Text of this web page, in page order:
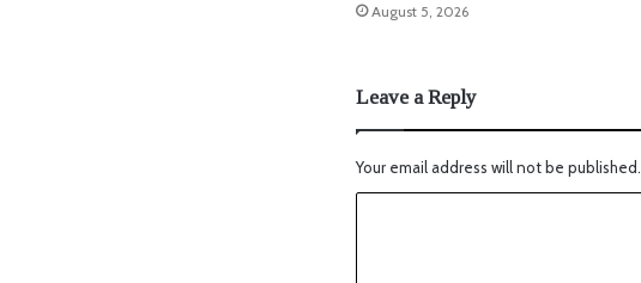
August 5, 2026
Leave a Reply
Your email address will not be published.